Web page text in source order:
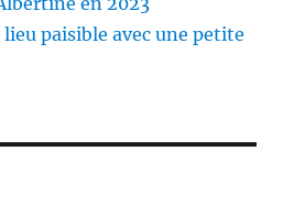
paisible avec une petite